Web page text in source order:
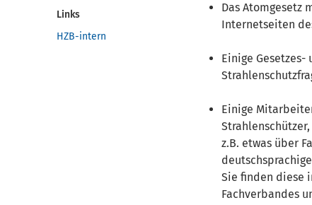
Links
HZB-intern
Das Atomgesetz
Internetseiten
Einige
Einige
z.B. etwas über
Sie finden diese
Fachverbandes